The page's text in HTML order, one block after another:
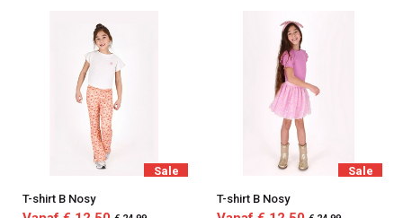
Sale
T-shirt B Nosy
Sale
T-shirt B Nosy